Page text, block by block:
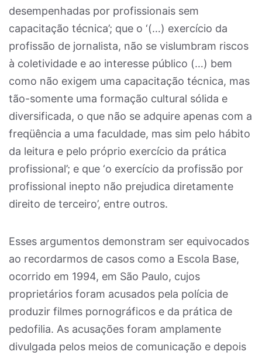
desempenhadas por profissionais sem
capacitação técnica’; que o ‘(…) exercício da
profissão de jornalista, não se vislumbram riscos
à coletividade e ao interesse público (…) bem
como não exigem uma capacitação técnica, mas
tão-somente uma formação cultural sólida e
diversificada, o que não se adquire apenas com a
freqüência a uma faculdade, mas sim pelo hábito
da leitura e pelo próprio exercício da prática
profissional’; e que ‘o exercício da profissão por
profissional inepto não prejudica diretamente
direito de terceiro’, entre outros.
Esses argumentos demonstram ser equivocados
ao recordarmos de casos como a Escola Base,
ocorrido em 1994, em São Paulo, cujos
proprietários foram acusados pela polícia de
produzir filmes pornográficos e da prática de
pedofilia. As acusações foram amplamente
divulgada pelos meios de comunicação e depois